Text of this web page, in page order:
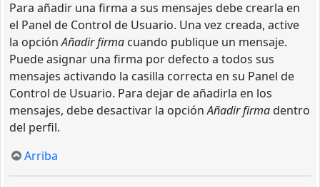
Para añadir una firma a sus mensajes debe crearla en
el Panel de Control de Usuario. Una vez creada, active
la opciónAñadir firma cuando publique un mensaje.
Puede asignar una firma por defecto a todos sus
mensajes activando la casilla correcta en su Panel de
Control de Usuario. Para dejar de añadirla en los
mensajes, debe desactivar la opciónAñadir firmadentro
del perfil.
Arriba